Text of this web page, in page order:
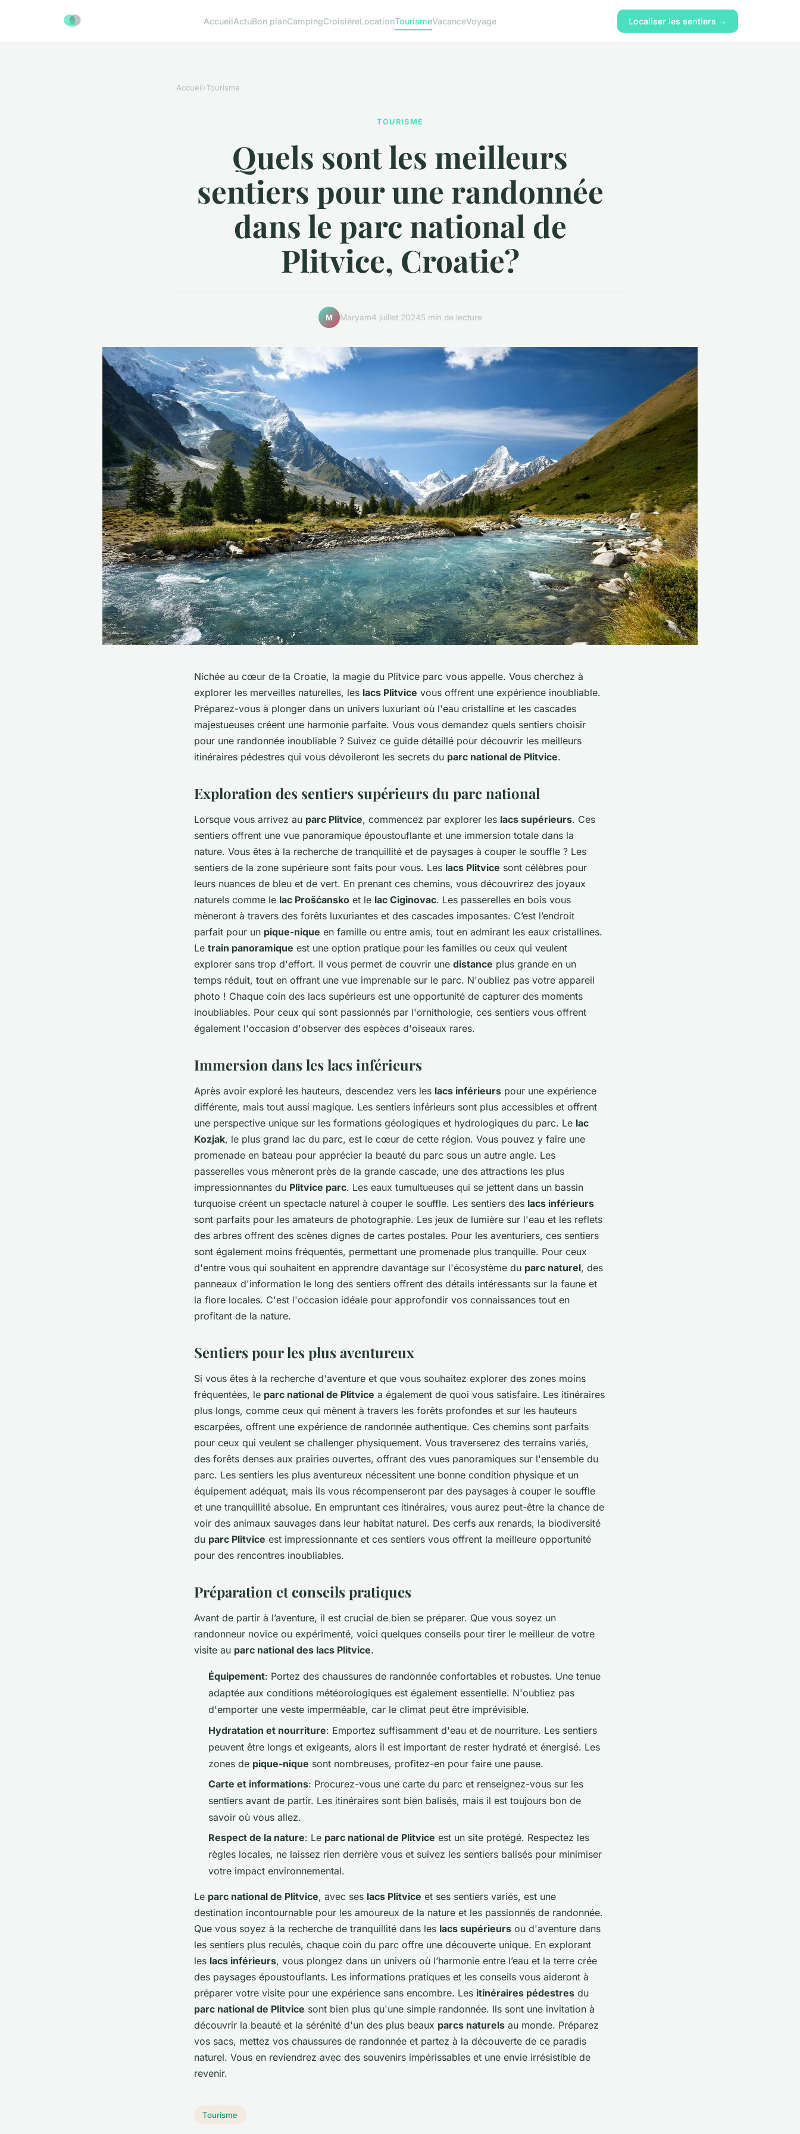
AccueilActuBon planCampingCroisièreLocationTourismeVacanceVoyage Localiser les sentiers →
Accueil›Tourisme
TOURISME
Quels sont les meilleurs
sentiers pour une randonnée
dans le parc national de
Plitvice, Croatie?
M Maryam4 juillet 20245 min de lecture
Nichée au cœur de la Croatie, la magie du Plitvice parc vous appelle. Vous cherchez à
explorer les merveilles naturelles, les lacs Plitvice vous offrent une expérience inoubliable.
Préparez-vous à plonger dans un univers luxuriant où l'eau cristalline et les cascades
majestueuses créent une harmonie parfaite. Vous vous demandez quels sentiers choisir
pour une randonnée inoubliable ? Suivez ce guide détaillé pour découvrir les meilleurs
itinéraires pédestres qui vous dévoileront les secrets du parc national de Plitvice.
Exploration des sentiers supérieurs du parc national
Lorsque vous arrivez au parc Plitvice, commencez par explorer les lacs supérieurs. Ces
sentiers offrent une vue panoramique époustouflante et une immersion totale dans la
nature. Vous êtes à la recherche de tranquillité et de paysages à couper le souffle ? Les
sentiers de la zone supérieure sont faits pour vous. Les lacs Plitvice sont célèbres pour
leurs nuances de bleu et de vert. En prenant ces chemins, vous découvrirez des joyaux
naturels comme le lac Prošćansko et le lac Ciginovac. Les passerelles en bois vous
mèneront à travers des forêts luxuriantes et des cascades imposantes. C’est l’endroit
parfait pour un pique-nique en famille ou entre amis, tout en admirant les eaux cristallines.
Le train panoramique est une option pratique pour les familles ou ceux qui veulent
explorer sans trop d'effort. Il vous permet de couvrir une distance plus grande en un
temps réduit, tout en offrant une vue imprenable sur le parc. N'oubliez pas votre appareil
photo ! Chaque coin des lacs supérieurs est une opportunité de capturer des moments
inoubliables. Pour ceux qui sont passionnés par l'ornithologie, ces sentiers vous offrent
également l'occasion d'observer des espèces d'oiseaux rares.
Immersion dans les lacs inférieurs
Après avoir exploré les hauteurs, descendez vers les lacs inférieurs pour une expérience
différente, mais tout aussi magique. Les sentiers inférieurs sont plus accessibles et offrent
une perspective unique sur les formations géologiques et hydrologiques du parc. Le lac
Kozjak, le plus grand lac du parc, est le cœur de cette région. Vous pouvez y faire une
promenade en bateau pour apprécier la beauté du parc sous un autre angle. Les
passerelles vous mèneront près de la grande cascade, une des attractions les plus
impressionnantes du Plitvice parc. Les eaux tumultueuses qui se jettent dans un bassin
turquoise créent un spectacle naturel à couper le souffle. Les sentiers des lacs inférieurs
sont parfaits pour les amateurs de photographie. Les jeux de lumière sur l'eau et les reflets
des arbres offrent des scènes dignes de cartes postales. Pour les aventuriers, ces sentiers
sont également moins fréquentés, permettant une promenade plus tranquille. Pour ceux
d'entre vous qui souhaitent en apprendre davantage sur l'écosystème du parc naturel, des
panneaux d'information le long des sentiers offrent des détails intéressants sur la faune et
la flore locales. C'est l'occasion idéale pour approfondir vos connaissances tout en
profitant de la nature.
Sentiers pour les plus aventureux
Si vous êtes à la recherche d'aventure et que vous souhaitez explorer des zones moins
fréquentées, le parc national de Plitvice a également de quoi vous satisfaire. Les itinéraires
plus longs, comme ceux qui mènent à travers les forêts profondes et sur les hauteurs
escarpées, offrent une expérience de randonnée authentique. Ces chemins sont parfaits
pour ceux qui veulent se challenger physiquement. Vous traverserez des terrains variés,
des forêts denses aux prairies ouvertes, offrant des vues panoramiques sur l'ensemble du
parc. Les sentiers les plus aventureux nécessitent une bonne condition physique et un
équipement adéquat, mais ils vous récompenseront par des paysages à couper le souffle
et une tranquillité absolue. En empruntant ces itinéraires, vous aurez peut-être la chance de
voir des animaux sauvages dans leur habitat naturel. Des cerfs aux renards, la biodiversité
du parc Plitvice est impressionnante et ces sentiers vous offrent la meilleure opportunité
pour des rencontres inoubliables.
Préparation et conseils pratiques
Avant de partir à l’aventure, il est crucial de bien se préparer. Que vous soyez un
randonneur novice ou expérimenté, voici quelques conseils pour tirer le meilleur de votre
visite au parc national des lacs Plitvice.
Équipement: Portez des chaussures de randonnée confortables et robustes. Une tenue
adaptée aux conditions météorologiques est également essentielle. N'oubliez pas
d'emporter une veste imperméable, car le climat peut être imprévisible.
Hydratation et nourriture: Emportez suffisamment d'eau et de nourriture. Les sentiers
peuvent être longs et exigeants, alors il est important de rester hydraté et énergisé. Les
zones de pique-nique sont nombreuses, profitez-en pour faire une pause.
Carte et informations: Procurez-vous une carte du parc et renseignez-vous sur les
sentiers avant de partir. Les itinéraires sont bien balisés, mais il est toujours bon de
savoir où vous allez.
Respect de la nature: Le parc national de Plitvice est un site protégé. Respectez les
règles locales, ne laissez rien derrière vous et suivez les sentiers balisés pour minimiser
votre impact environnemental.
Le parc national de Plitvice, avec ses lacs Plitvice et ses sentiers variés, est une
destination incontournable pour les amoureux de la nature et les passionnés de randonnée.
Que vous soyez à la recherche de tranquillité dans les lacs supérieurs ou d'aventure dans
les sentiers plus reculés, chaque coin du parc offre une découverte unique. En explorant
les lacs inférieurs, vous plongez dans un univers où l’harmonie entre l’eau et la terre crée
des paysages époustouflants. Les informations pratiques et les conseils vous aideront à
préparer votre visite pour une expérience sans encombre. Les itinéraires pédestres du
parc national de Plitvice sont bien plus qu'une simple randonnée. Ils sont une invitation à
découvrir la beauté et la sérénité d'un des plus beaux parcs naturels au monde. Préparez
vos sacs, mettez vos chaussures de randonnée et partez à la découverte de ce paradis
naturel. Vous en reviendrez avec des souvenirs impérissables et une envie irrésistible de
revenir.
Tourisme